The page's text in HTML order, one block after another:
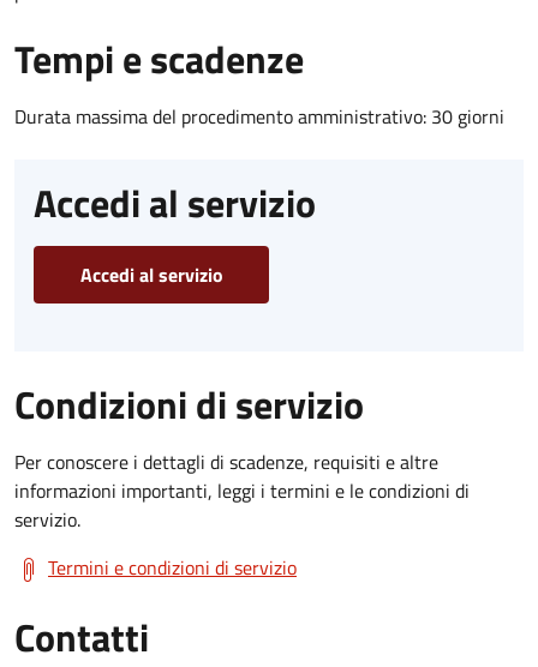
Tempi e scadenze
Durata massima del procedimento amministrativo: 30 giorni
Accedi al servizio
Accedi al servizio
Condizioni di servizio
Per conoscere i dettagli di scadenze, requisiti e altre
informazioni importanti, leggi i termini e le condizioni di
servizio.
Termini e condizioni di servizio
Contatti